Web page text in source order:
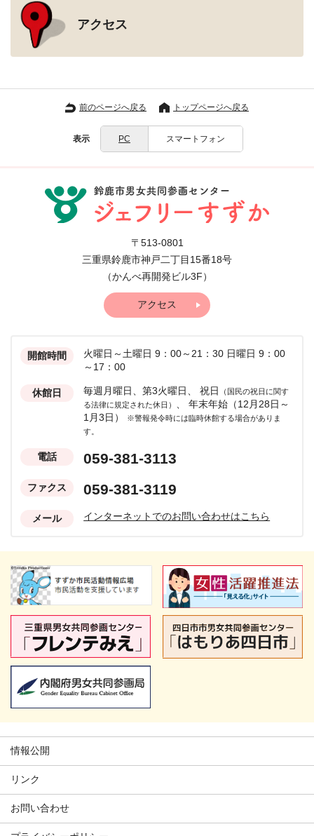
アクセス
前のページへ戻る トップページへ戻る
表示 PC スマートフォン
〒513-0801
三重県鈴鹿市神戸二丁目15番18号
（かんべ再開発ビル3F）
アクセス
開館時間 火曜日～土曜日 9：00～21：30 日曜日 9：00
～17：00
休館日 毎週月曜日、第3火曜日、 祝日
（国民の祝日に関す
る法律に規定された休日）
年末年始（12月28日～
1月3日）
※警報発令時には臨時休館する場合がありま
す。
電話 059-381-3113
ファクス 059-381-3119
メール インターネットでのお問い合わせはこちら
情報公開
リンク
お問い合わせ